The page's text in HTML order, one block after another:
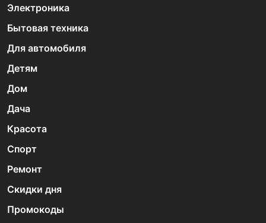
Электроника
Бытовая техника
Для автомобиля
Детям
Дом
Дача
Красота
Спорт
Ремонт
Скидки дня
Промокоды